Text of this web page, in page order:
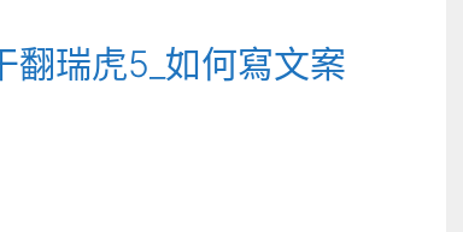
瑞虎5_如何寫文案